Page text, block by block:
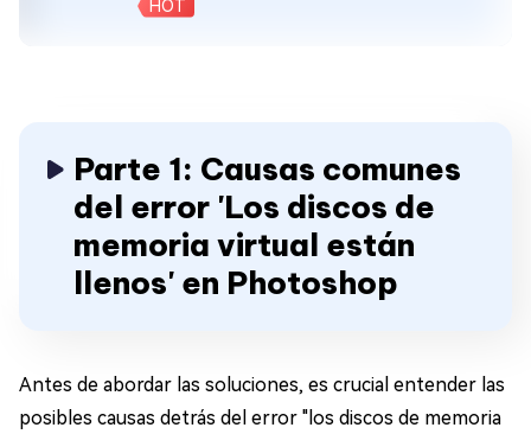
HOT
Parte 1: Causas comunes
del error 'Los discos de
memoria virtual están
llenos' en Photoshop
Antes de abordar las soluciones, es crucial entender las
posibles causas detrás del error "los discos de memoria